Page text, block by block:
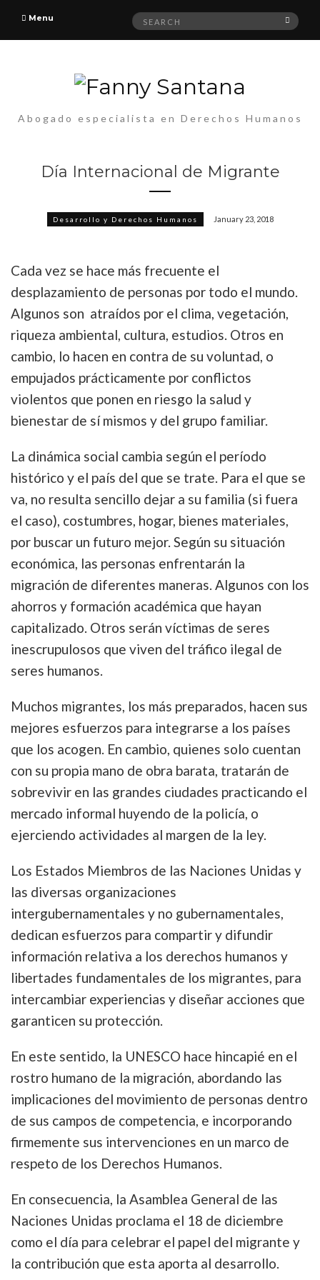
Menu
Search
for:
Abogado especialista en Derechos Humanos
Día Internacional de Migrante
Desarrollo y Derechos Humanos January 23, 2018
Cada vez se hace más frecuente el
desplazamiento de personas por todo el mundo.
Algunos son atraídos por el clima, vegetación,
riqueza ambiental, cultura, estudios. Otros en
cambio, lo hacen en contra de su voluntad, o
empujados prácticamente por conflictos
violentos que ponen en riesgo la salud y
bienestar de sí mismos y del grupo familiar.
La dinámica social cambia según el período
histórico y el país del que se trate. Para el que se
va, no resulta sencillo dejar a su familia (si fuera
el caso), costumbres, hogar, bienes materiales,
por buscar un futuro mejor. Según su situación
económica, las personas enfrentarán la
migración de diferentes maneras. Algunos con los
ahorros y formación académica que hayan
capitalizado. Otros serán víctimas de seres
inescrupulosos que viven del tráfico ilegal de
seres humanos.
Muchos migrantes, los más preparados, hacen sus
mejores esfuerzos para integrarse a los países
que los acogen. En cambio, quienes solo cuentan
con su propia mano de obra barata, tratarán de
sobrevivir en las grandes ciudades practicando el
mercado informal huyendo de la policía, o
ejerciendo actividades al margen de la ley.
Los Estados Miembros de las Naciones Unidas y
las diversas organizaciones
intergubernamentales y no gubernamentales,
dedican esfuerzos para compartir y difundir
información relativa a los derechos humanos y
libertades fundamentales de los migrantes, para
intercambiar experiencias y diseñar acciones que
garanticen su protección.
En este sentido, la UNESCO hace hincapié en el
rostro humano de la migración, abordando las
implicaciones del movimiento de personas dentro
de sus campos de competencia, e incorporando
firmemente sus intervenciones en un marco de
respeto de los Derechos Humanos.
En consecuencia, la Asamblea General de las
Naciones Unidas proclama el 18 de diciembre
como el día para celebrar el papel del migrante y
la contribución que esta aporta al desarrollo.